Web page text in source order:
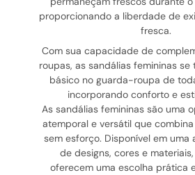
proporcionando a liberdade de
fresca.
Com sua capacidade de
roupas, as sandálias femininas
básico no guarda-roupa de
incorporando conforto e
As sandálias femininas são uma
atemporal e versátil que
sem esforço. Disponível em uma
de designs, cores e
oferecem uma escolha prática